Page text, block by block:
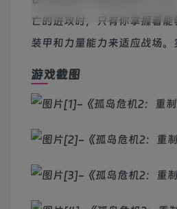
亡的进攻时，只有你掌握着
装甲和力量能力来适应战场
游戏截图